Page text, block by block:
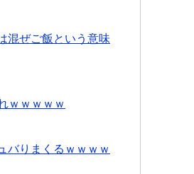
混ぜご飯という意味
ｗｗｗｗｗ
バりまくるｗｗｗｗ